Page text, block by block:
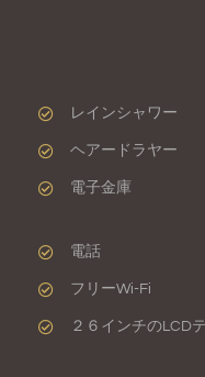
レインシャワー
ヘアードラヤー
電子金庫
電話
フリーWi-Fi
２６インチのLCD